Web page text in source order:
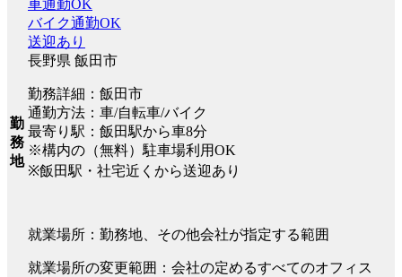
勤
務
地
車通勤OK
バイク通勤OK
送迎あり
長野県 飯田市
勤務詳細：飯田市
通勤方法：車/自転車/バイク
最寄り駅：飯田駅から車8分
※構内の（無料）駐車場利用OK
※飯田駅・社宅近くから送迎あり
就業場所：勤務地、その他会社が指定する範囲
就業場所の変更範囲：会社の定めるすべてのオフィス